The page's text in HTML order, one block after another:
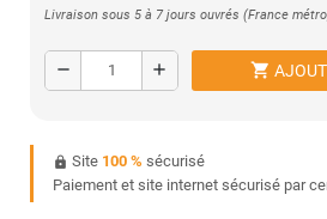
Livraison sous 5 à 7 jours ouvrés (France
remove add shopping_cart
https Site 100 % sécurisé
Paiement et site internet sécurisé par